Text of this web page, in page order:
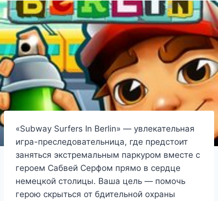
«Subway Surfers In Berlin» — увлекательная
игра-преследовательница, где предстоит
заняться экстремальным паркуром вместе с
героем Сабвей Серфом прямо в сердце
немецкой столицы. Ваша цель — помочь
герою скрыться от бдительной охраны